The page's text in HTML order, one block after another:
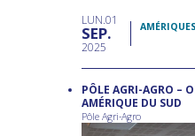
LUN 01
SEP
2025
AMÉRIQUES
PÔLE AGRI-AGRO –
AMÉRIQUE DU SUD
Pôle Agri-Agro